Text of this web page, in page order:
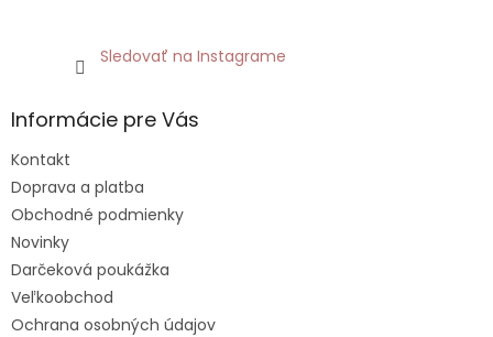
Sledovať na Instagrame
Informácie pre Vás
Kontakt
Doprava a platba
Obchodné podmienky
Novinky
Darčeková poukážka
Veľkoobchod
Ochrana osobných údajov